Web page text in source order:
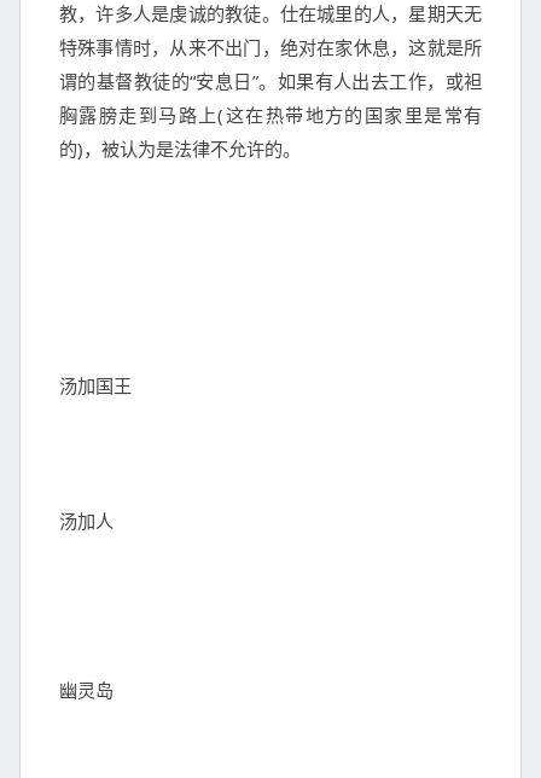
教，许多人是虔诚的教徒。仕在城里的人，星期天无
特殊事情时，从来不出门，绝对在家休息，这就是所
谓的基督教徒的“安息日”。如果有人出去工作，或袒
胸露膀走到马路上(这在热带地方的国家里是常有
的)，被认为是法律不允许的。
汤加国王
汤加人
幽灵岛